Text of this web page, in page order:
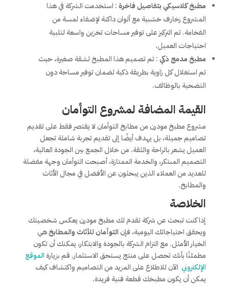
مطبخ كلاسيكي بتفاصيل فاخرة: استخدمت الشركة في هذا
المشروع زخارف خشبية مع ألوان داكنة لإضفاء لمسة من
الفخامة. تم التركيز على توفير مساحات تخزين واسعة لتلبية
احتياجات العميل.
مطبخ مدمج ذكي: تم تصميم هذا المطبخ لشقة صغيرة، حيث
تم استغلال كل زاوية بطريقة ذكية لضمان توفير مساحة دون
التضحية بالوظائف.
القيمة المضافة لمشروع التوأمان
مشروع مطبخ مودرن من مطابخ التوأمان لا يقتصر فقط على تقديم
تصاميم جميلة، بل يهدف أيضًا إلى تقديم تجربة شاملة تجعل
العميل يشعر بالراحة والثقة. من خلال الجمع بين الجودة العالية،
التصميم المبتكر، والخدمة الممتازة، أصبحت التوأمان وجهة مفضلة
للعديد من العملاء الذين يبحثون عن الأفضل في مجال الأثاث
والمطابخ.
الخلاصة
إذا كنت تبحث عن شركة تقدم لك مطبخ مودرن يعكس شخصيتك
ويحقق احتياجاتك اليومية، فإن التوأمان للأثاث والمطابخهي
الخيار الأمثل. مع التزام الشركة بالجودة والابتكار، يمكنك أن تكون
مطمئنًا بأنك تحصل على منتج يستحق الاستثمار. قم بزيارة الموقع
الإلكترونيالآن للاطلاع على المزيد من التصاميم واكتشاف كيف
يمكن أن يكون مطبخك قطعة فنية فريدة.